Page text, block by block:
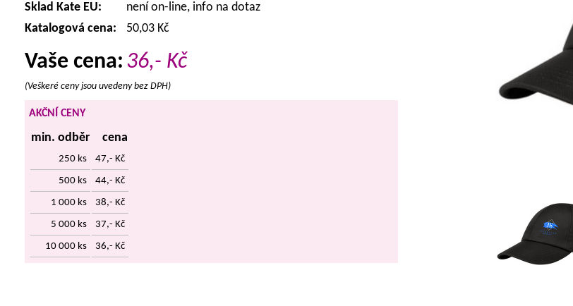
Sklad Kate EU:
není on-line, info na dotaz
Katalogová cena:
50,03 Kč
Vaše cena: 36,- Kč
(Veškeré ceny jsou uvedeny bez DPH)
AKČNÍ CENY
min. odběr cena
250 ks 47,- Kč
500 ks 44,- Kč
1 000 ks 38,- Kč
5 000 ks 37,- Kč
10 000 ks 36,- Kč